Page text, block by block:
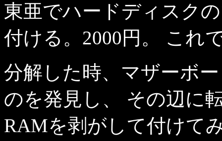
東亜でハードディスク
付ける。2000円。 これ
分解した時、マザーボ
のを発見し、 その辺に
RAMを剥がして付けて